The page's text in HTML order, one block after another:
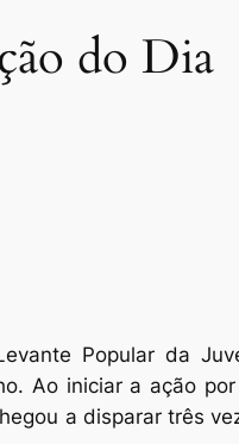
do Dia
Popular da
Ao iniciar a ação
a disparar três